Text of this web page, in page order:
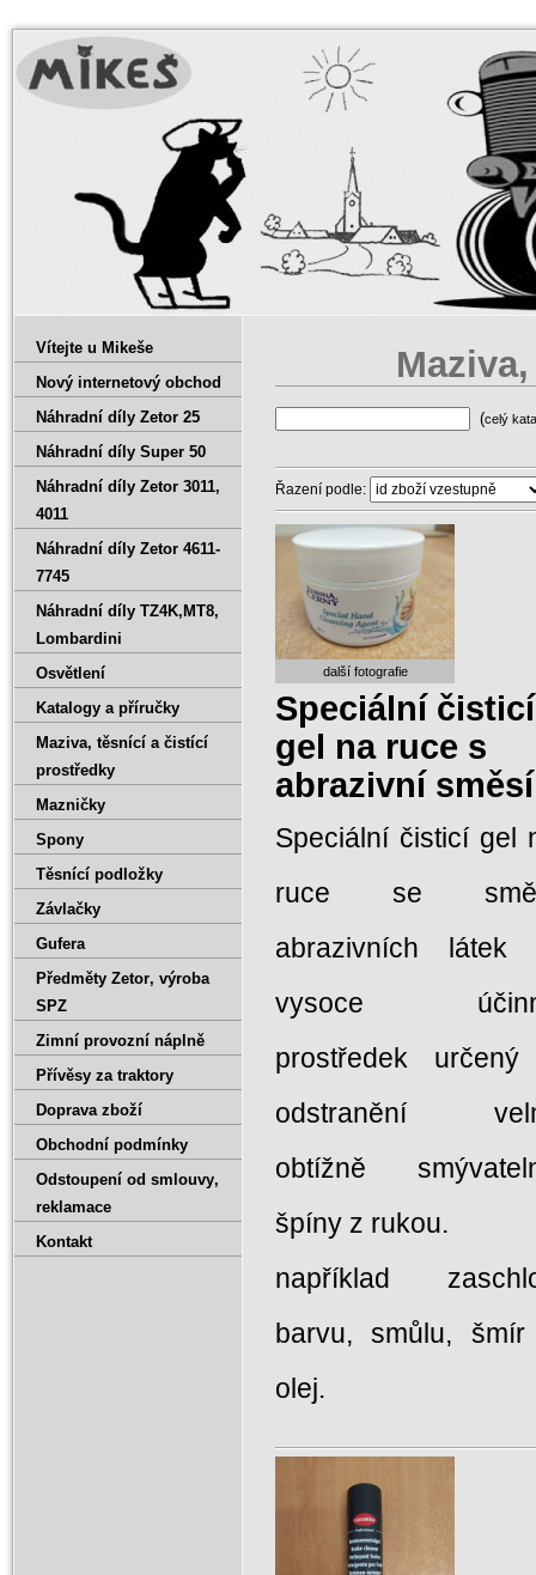
(celý
Řazení podle:
další fotografie
Speciální čisticí
gel na ruce s
abrazivní směsí
Speciální čisticí gel
ruce se
abrazivních látek
vysoce
prostředek
odstranění
obtížně
špíny z rukou.
například
barvu, smůlu,
olej.
Vítejte u Mikeše
Nový internetový obchod
Náhradní díly Zetor 25
Náhradní díly Super 50
Náhradní díly Zetor 3011‚
4011
Náhradní díly Zetor 4611-
7745
Náhradní díly TZ4K‚MT8‚
Lombardini
Osvětlení
Katalogy a příručky
Maziva‚ těsnící a čistící
prostředky
Mazničky
Spony
Těsnící podložky
Závlačky
Gufera
Předměty Zetor‚ výroba
SPZ
Zimní provozní náplně
Přívěsy za traktory
Doprava zboží
Obchodní podmínky
Odstoupení od smlouvy‚
reklamace
Kontakt